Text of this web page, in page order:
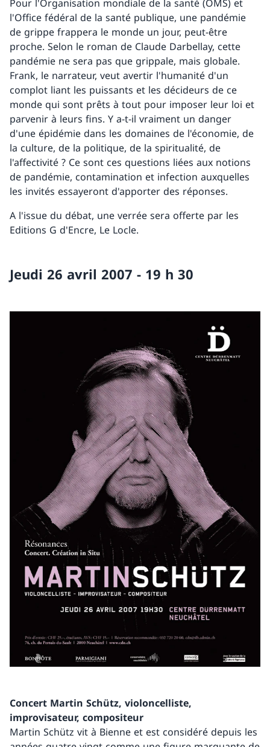
Pour l'Organisation mondiale de la santé (OMS) et
l'Office fédéral de la santé publique, une pandémie
de grippe frappera le monde un jour, peut-être
proche. Selon le roman de Claude Darbellay, cette
pandémie ne sera pas que grippale, mais globale.
Frank, le narrateur, veut avertir l'humanité d'un
complot liant les puissants et les décideurs de ce
monde qui sont prêts à tout pour imposer leur loi et
parvenir à leurs fins. Y a-t-il vraiment un danger
d'une épidémie dans les domaines de l'économie, de
la culture, de la politique, de la spiritualité, de
l'affectivité ? Ce sont ces questions liées aux notions
de pandémie, contamination et infection auxquelles
les invités essayeront d'apporter des réponses.
A l'issue du débat, une verrée sera offerte par les
Editions G d'Encre, Le Locle.
Jeudi 26 avril 2007 - 19 h 30
Concert Martin Schütz, violoncelliste,
improvisateur, compositeur
Martin Schütz vit à Bienne et est considéré depuis les